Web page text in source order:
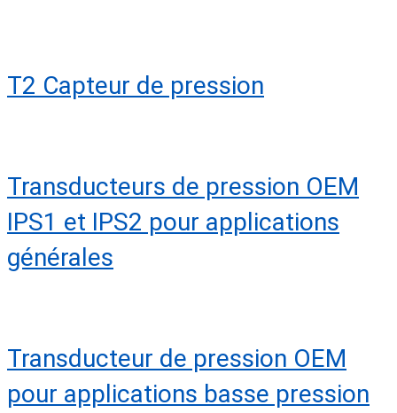
T2 Capteur de pression
Transducteurs de pression OEM
IPS1 et IPS2 pour applications
générales
Transducteur de pression OEM
pour applications basse pression